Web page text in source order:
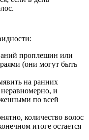
проплешин или
(они могут быть
на ранних
и
по всей
количество волос
итоге остается